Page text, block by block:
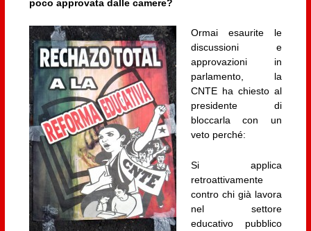
poco approvata dalle camere?
Ormai esaurite le
discussioni e
approvazioni in
parlamento, la
CNTE ha chiesto al
presidente di
bloccarla con un
veto perché:
Si applica
retroattivamente
contro chi già lavora
nel settore
educativo pubblico